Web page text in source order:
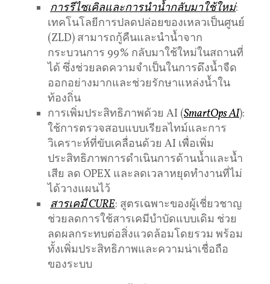
การรีไซเคิลและการนำน้ำกลับมาใช้ใหม่:
เทคโนโลยีการปลดปล่อยของเหลวเป็นศูนย์
(ZLD) สามารถกู้คืนและนำน้ำจาก
กระบวนการ 99% กลับมาใช้ใหม่ในสถานที่
ได้ ซึ่งช่วยลดความจำเป็นในการดึงน้ำจืด
ออกอย่างมากและช่วยรักษาแหล่งน้ำใน
ท้องถิ่น
การเพิ่มประสิทธิภาพด้วย AI (SmartOps AI):
ใช้การตรวจสอบแบบเรียลไทม์และการ
วิเคราะห์ที่ขับเคลื่อนด้วย AI เพื่อเพิ่ม
ประสิทธิภาพการดำเนินการด้านน้ำและน้ำ
เสีย ลด OPEX และลดเวลาหยุดทำงานที่ไม่
ได้วางแผนไว้
สารเคมี CURE: สูตรเฉพาะของผู้เชี่ยวชาญ
ช่วยลดการใช้สารเคมีบำบัดแบบเดิม ช่วย
ลดผลกระทบต่อสิ่งแวดล้อมโดยรวม พร้อม
ทั้งเพิ่มประสิทธิภาพและความน่าเชื่อถือ
ของระบบ